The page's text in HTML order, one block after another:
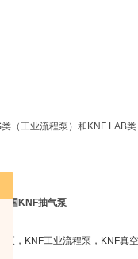
（工业流程泵）和KNF LAB类
德国KNF抽气泵
，KNF工业流程泵，KNF真